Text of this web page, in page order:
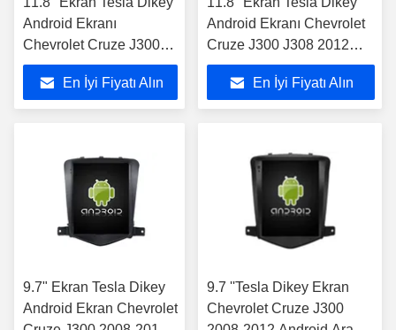
Android Ekranı
Chevrolet Cruze J300
J308 2012 -2015 Araba
StereosuEn İyi Fiyatı Alın
Android Ekranı Chevrolet
Cruze J300 J308 2012
-2015 Araba Multimedia
Stereo GPS Carplay
Player
En İyi Fiyatı Alın
9.7" Ekran Tesla Dikey
Android Ekran Chevrolet
9.7 ''Tesla Dikey Ekran
Chevrolet Cruze J300